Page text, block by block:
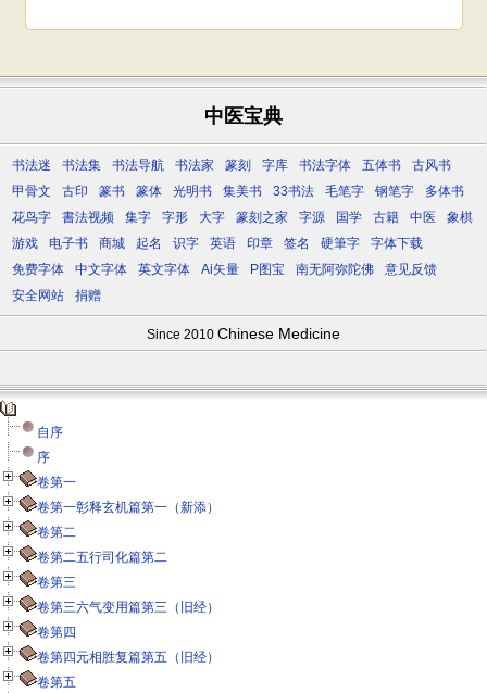
中医宝典
书法迷 书法集 书法导航 书法家 篆刻 字库 书法字体 五体书
古风书
甲骨文
古印 篆书 篆体 光明书 集美书 33书法 毛笔字 钢笔字
多体书
花鸟字
書法视频 集字 字形 大字 篆刻之家 字源 国学 古籍 中医
象棋
游戏
电子书 商城 起名 识字 英语 印章 签名 硬筆字
字体下载
免费字体
中文字体 英文字体 Ai矢量 P图宝 南无阿弥陀佛
意见反馈
安全网站
捐赠
Since 2010 Chinese Medicine
自序
序
卷第一
卷第一彰释玄机篇第一（新添）
卷第二
卷第二五行司化篇第二
卷第三
卷第三六气变用篇第三（旧经）
卷第四
卷第四元相胜复篇第五（旧经）
卷第五